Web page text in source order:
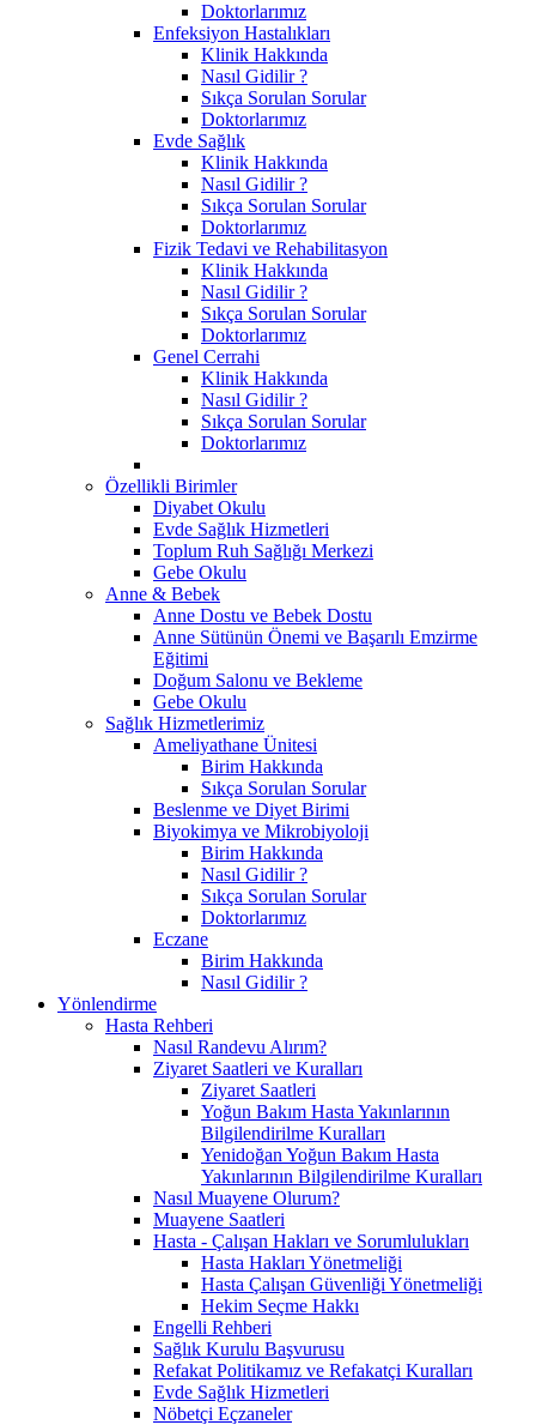
Doktorlarımız
Enfeksiyon Hastalıkları
Klinik Hakkında
Nasıl Gidilir ?
Sıkça Sorulan Sorular
Doktorlarımız
Evde Sağlık
Klinik Hakkında
Nasıl Gidilir ?
Sıkça Sorulan Sorular
Doktorlarımız
Fizik Tedavi ve Rehabilitasyon
Klinik Hakkında
Nasıl Gidilir ?
Sıkça Sorulan Sorular
Doktorlarımız
Genel Cerrahi
Klinik Hakkında
Nasıl Gidilir ?
Sıkça Sorulan Sorular
Doktorlarımız
Özellikli Birimler
Diyabet Okulu
Evde Sağlık Hizmetleri
Toplum Ruh Sağlığı Merkezi
Gebe Okulu
Anne & Bebek
Anne Dostu ve Bebek Dostu
Anne Sütünün Önemi ve Başarılı Emzirme
Eğitimi
Doğum Salonu ve Bekleme
Gebe Okulu
Sağlık Hizmetlerimiz
Ameliyathane Ünitesi
Birim Hakkında
Sıkça Sorulan Sorular
Beslenme ve Diyet Birimi
Biyokimya ve Mikrobiyoloji
Birim Hakkında
Nasıl Gidilir ?
Sıkça Sorulan Sorular
Doktorlarımız
Eczane
Birim Hakkında
Nasıl Gidilir ?
Yönlendirme
Hasta Rehberi
Nasıl Randevu Alırım?
Ziyaret Saatleri ve Kuralları
Ziyaret Saatleri
Yoğun Bakım Hasta Yakınlarının
Bilgilendirilme Kuralları
Yenidoğan Yoğun Bakım Hasta
Yakınlarının Bilgilendirilme Kuralları
Nasıl Muayene Olurum?
Muayene Saatleri
Hasta - Çalışan Hakları ve Sorumlulukları
Hasta Hakları Yönetmeliği
Hasta Çalışan Güvenliği Yönetmeliği
Hekim Seçme Hakkı
Engelli Rehberi
Sağlık Kurulu Başvurusu
Refakat Politikamız ve Refakatçi Kuralları
Evde Sağlık Hizmetleri
Nöbetçi Eçzaneler